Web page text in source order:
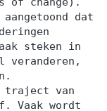
of change).
dat
steken in
veranderen,
traject van
Vaak wordt